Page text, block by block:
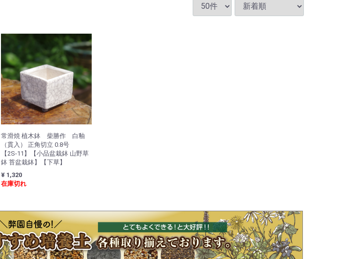
常滑焼 植木鉢 柴勝作 白釉
（貫入） 正角切立 0.8号
【2S-11】【小品盆栽鉢 山野草
鉢 苔盆栽鉢】【下草】
¥ 1,320
在庫切れ